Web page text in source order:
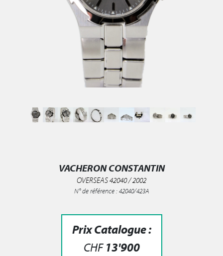
VACHERON CONSTANTIN
OVERSEAS 42040 / 2002
N° de référence : 42040/423A
Prix Catalogue :
CHF13'900